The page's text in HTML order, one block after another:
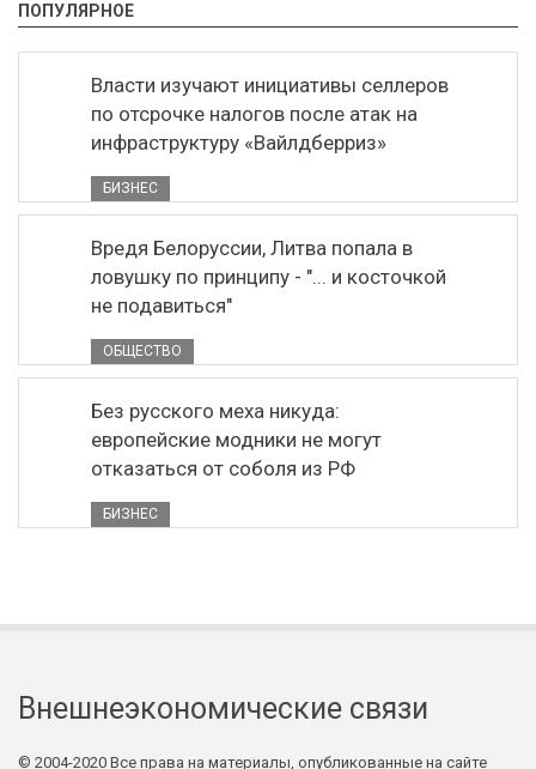
ПОПУЛЯРНОЕ
Власти изучают инициативы селлеров
по отсрочке налогов после атак на
инфраструктуру «Вайлдберриз»
БИЗНЕС
Вредя Белоруссии, Литва попала в
ловушку по принципу - "... и косточкой
не подавиться"
ОБЩЕСТВО
Без русского меха никуда:
европейские модники не могут
отказаться от соболя из РФ
БИЗНЕС
Внешнеэкономические связи
© 2004-2020 Все права на материалы, опубликованные на сайте